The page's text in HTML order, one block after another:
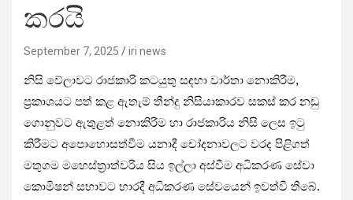
කරයි
September 7, 2025 iri news
නිසි වේලාවට රාජකාරි කටයුතු සඳහා වාර්තා නොකිරීම,
ප්‍රකාශයට පත් කළ ඇතැම් තීන්දු නිසියාකාරව සකස් කර නඩු
ගොනුවට ඇතුළත් නොකිරීම හා රාජකාරිය නිසි ලෙස ඉටු
කිරීමට අපොහොසත්වීම යනාදී චෝදනාවලට වරද පිළිගත්
මතුගම මහෙස්ත්‍රාත්වරිය සිය ඉල්ලා අස්වීම අධිකරණ සේවා
කොමිෂන් සභාවට භාරදී අධිකරණ සේවයෙන් ඉවත්වී තිබේ.